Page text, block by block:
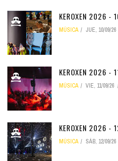
KEROXEN 2026 -
MÚSICA JUE, 10/09/26
KEROXEN 2026 -
MÚSICA VIE, 11/09/26
KEROXEN 2026 -
MÚSICA SÁB, 12/09/26